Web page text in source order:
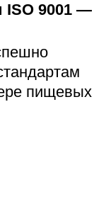
ISO 9001 —
пищевых